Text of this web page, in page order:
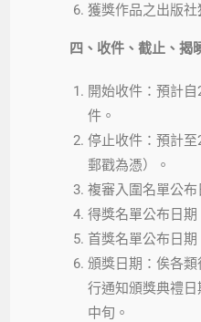
獲獎作品之出版社
四、收件、截止、揭
開始收件：預計
件。
停止收件：預計
郵戳為憑）。
複審入圍名單公布
得獎名單公布日期
首獎名單公布日期
頒獎日期：俟各
行通知頒獎典禮日
中旬。